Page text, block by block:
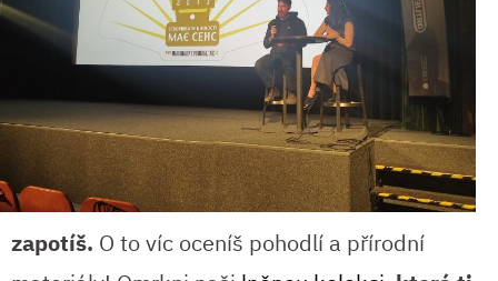
zapotíš. O to víc oceníš pohodlí a přírodní